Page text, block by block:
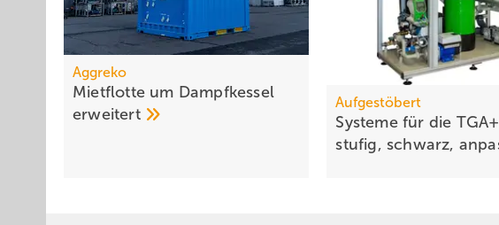
Aggreko
Mietflotte um Dampfkessel
erweitert
Aufgestöbert
Systeme für die
stu­fig, schwarz,